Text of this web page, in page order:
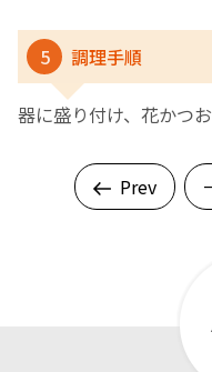
5 調理手順
器に盛り付け、花かつ
Prev